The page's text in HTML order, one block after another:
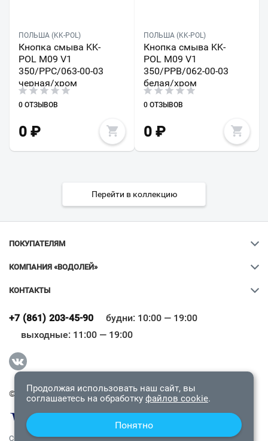
ПОЛЬША (KK-POL)
Кнопка смыва KK-
POL M09 V1
350/PPC/063-00-03
черная/хром
0 ОТЗЫВОВ
0 ₽
ПОЛЬША (KK-POL)
Кнопка смыва KK-
POL M09 V1
350/PPB/062-00-03
белая/хром
0 ОТЗЫВОВ
0₽
Перейти в коллекцию
ПОКУПАТЕЛЯМ
КОМПАНИЯ «ВОДОЛЕЙ»
КОНТАКТЫ
+7 (861) 203-45-90
будни: 10:00 — 19:00
выходные: 11:00 — 19:00
© 2009-2026 «Водолей Онлайн». Все права защищены.
СОГЛАШЕНИЕ О КОНФИДЕНЦИАЛЬНОСТИ
Всё верно
Продолжая использовать наш сайт, вы
соглашаетесь на обработку файлов cookie.
Понятно